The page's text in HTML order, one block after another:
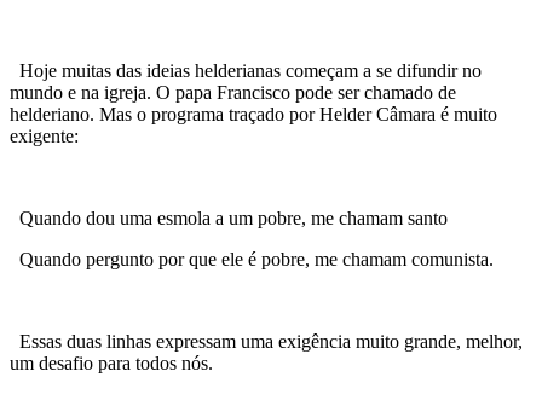
Hoje muitas das ideias helderianas começam a se difundir no
mundo e na igreja. O papa Francisco pode ser chamado de
helderiano. Mas o programa traçado por Helder Câmara é muito
exigente:
Quando dou uma esmola a um pobre, me chamam santo
Quando pergunto por que ele é pobre, me chamam comunista.
Essas duas linhas expressam uma exigência muito grande, melhor,
um desafio para todos nós.